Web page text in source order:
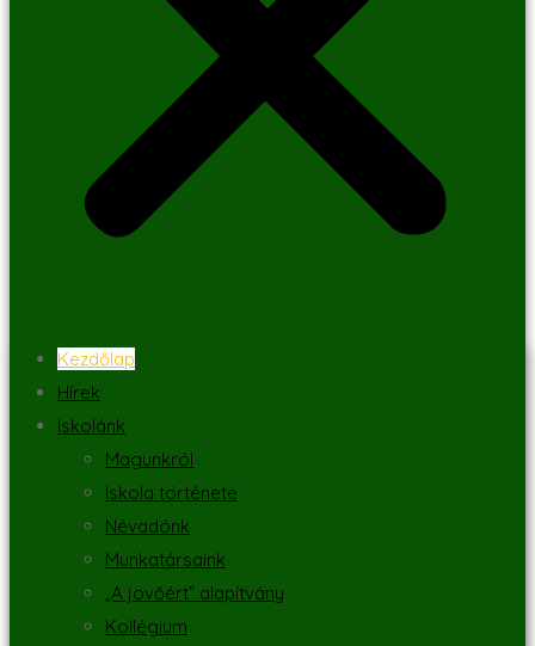
Kezdőlap
Hírek
Iskolánk
Magunkról
Iskola története
Névadónk
Munkatársaink
„A jövőért” alapítvány
Kollégium